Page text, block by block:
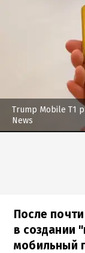
Trump Mobile T1
News
После
в создании
мобильный